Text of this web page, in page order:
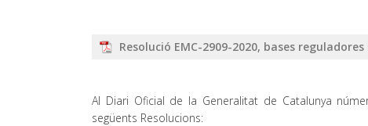
Resolució EMC-2909-2020, bases
Al Diari Oficial de la Generalitat de Catalunya
següents Resolucions: